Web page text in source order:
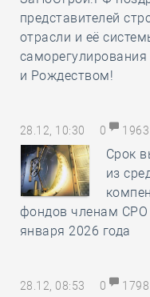
представителей
отрасли и её
и Рождеством!
28.12, 10:30 0
Срок
из
фондов членам СРО
января 2026 года
28.12, 08:53 0